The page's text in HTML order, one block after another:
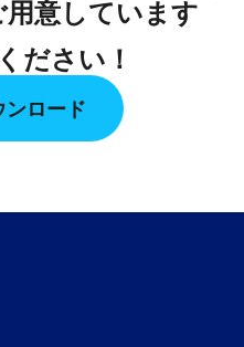
用意しています
ださい！
ンロード